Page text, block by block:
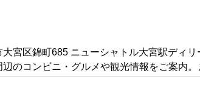
宮区錦町685 ニューシャトル大宮駅ディ
のコンビニ・グルメや観光情報をご案内。